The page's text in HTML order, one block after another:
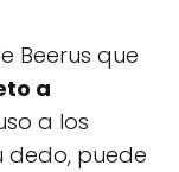
Beerus que
a
a los
dedo, puede